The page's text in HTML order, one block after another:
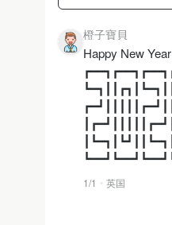
橙子寶貝
Happy New
1/1 英国